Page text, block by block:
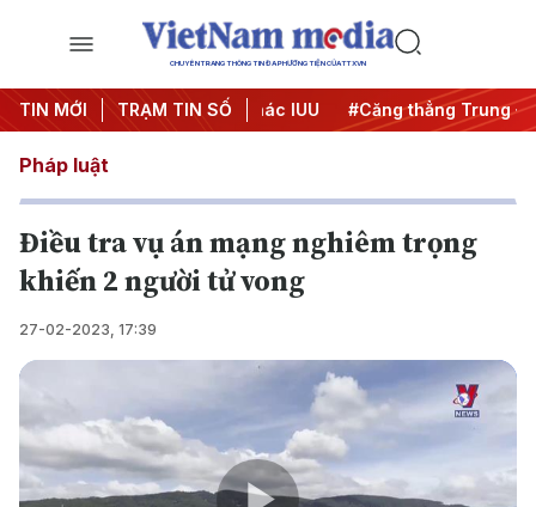
CHUYÊN TRANG THÔNG TIN ĐA PHƯƠNG TIỆN CỦA TTXVN
TIN MỚI TRẠM TIN SỐ
đêm #Chống khai thác IUU #Căng thẳng Trung Đông
Pháp luật
Điều tra vụ án mạng nghiêm trọng
khiến 2 người tử vong
27-02-2023, 17:39